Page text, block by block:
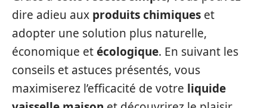
dire adieu aux produits chimiques et
adopter une solution plus naturelle,
économique etécologique. En suivant les
conseils et astuces présentés, vous
maximiserez l’efficacité de votre liquide